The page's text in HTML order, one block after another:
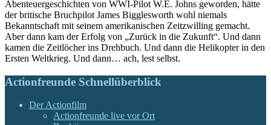
Abenteuergeschichten von WWI-Pilot W.E. Johns geworden, hätte
der britische Bruchpilot James Bigglesworth wohl niemals
Bekanntschaft mit seinem amerikanischen Zeitzwilling gemacht.
Aber dann kam der Erfolg von „Zurück in die Zukunft“. Und dann
kamen die Zeitlöcher ins Drehbuch. Und dann die Helikopter in den
Ersten Weltkrieg. Und dann… ach, lest selbst.
Actionfreunde Schnellüberblick
Der Actionfilm
Actionfreunde live vor Ort